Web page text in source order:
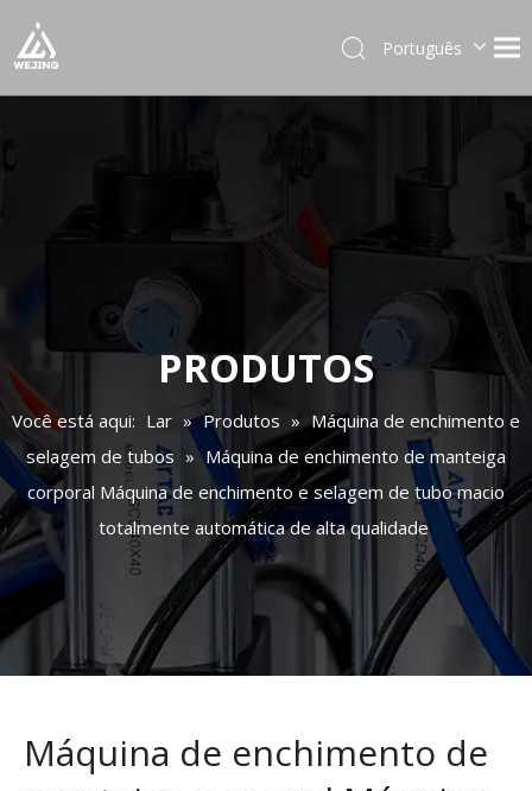
Português
Deutsch
日本語
PRODUTOS
Você está aqui: Lar » Produtos » Máquina de enchimento e
selagem de tubos » Máquina de enchimento de manteiga
corporal Máquina de enchimento e selagem de tubo macio
totalmente automática de alta qualidade
Máquina de enchimento de